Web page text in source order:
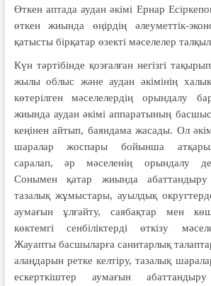
Өткен аптада аудан әкімі Ернар
өткен жиында өңірдің әлеуметтік-
қатысты бірқатар өзекті мәселе­лер
Күн тәртібінде қозғалған негізгі
жылы облыс және аудан әкімі­нің
көтерілген мәселе­лердің орындалу
жиында аудан әкімі аппаратының
кеңінен айтып, баяндама жасады. Ол
шаралар жоспары бойынша
саралап, әр мәселенің орын­далу
Сонымен қатар жиында
тазалық жұмыстары, ауылдық
аумағын ұлғайту, саябақтар мен
көктемгі сенбіліктерді өткізу
Жауапты басшыларға санитарлық
алаңдарын ретке келтіру, тазалық
ескерткіштер аумағын